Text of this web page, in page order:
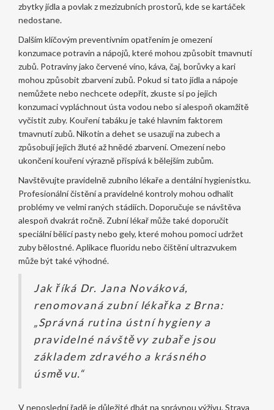
zbytky jídla a povlak z mezizubních prostorů, kde se kartáček
nedostane.
Dalším klíčovým preventivním opatřením je omezení
konzumace potravin a nápojů, které mohou způsobit tmavnutí
zubů. Potraviny jako červené víno, káva, čaj, borůvky a kari
mohou způsobit zbarvení zubů. Pokud si tato jídla a nápoje
nemůžete nebo nechcete odepřít, zkuste si po jejich
konzumaci vypláchnout ústa vodou nebo si alespoň okamžitě
vyčistit zuby. Kouření tabáku je také hlavním faktorem
tmavnutí zubů. Nikotin a dehet se usazují na zubech a
způsobují jejich žluté až hnědé zbarvení. Omezení nebo
ukončení kouření výrazně přispívá k bělejším zubům.
Navštěvujte pravidelně zubního lékaře a dentální hygienistku.
Profesionální čistění a pravidelné kontroly mohou odhalit
problémy ve velmi raných stádiích. Doporučuje se návštěva
alespoň dvakrát ročně. Zubní lékař může také doporučit
speciální bělicí pasty nebo gely, které mohou pomoci udržet
zuby bělostné. Aplikace fluoridu nebo čištění ultrazvukem
může být také výhodné.
Jak říká Dr. Jana Nováková,
renomovaná zubní lékařka z Brna:
„Správná rutina ústní hygieny a
pravidelné návštěvy zubaře jsou
základem zdravého a krásného
úsměvu.“
V neposlední řadě je důležité dbát na správnou výživu. Strava